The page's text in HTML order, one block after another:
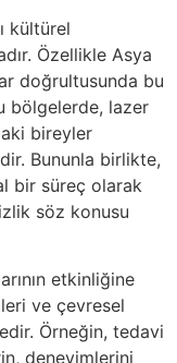
kültürel
Özellikle Asya
doğrultusunda bu
bölgelerde, lazer
bireyler
Bununla birlikte,
bir süreç olarak
söz konusu
etkinliğine
ve çevresel
Örneğin, tedavi
deneyimlerini